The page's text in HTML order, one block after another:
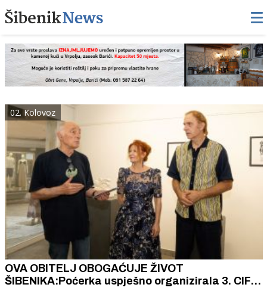
02. Kolovoz
OVA OBITELJ OBOGAĆUJE ŽIVOT
ŠIBENIKA:Poćerka uspješno organizirala 3. CIFF,